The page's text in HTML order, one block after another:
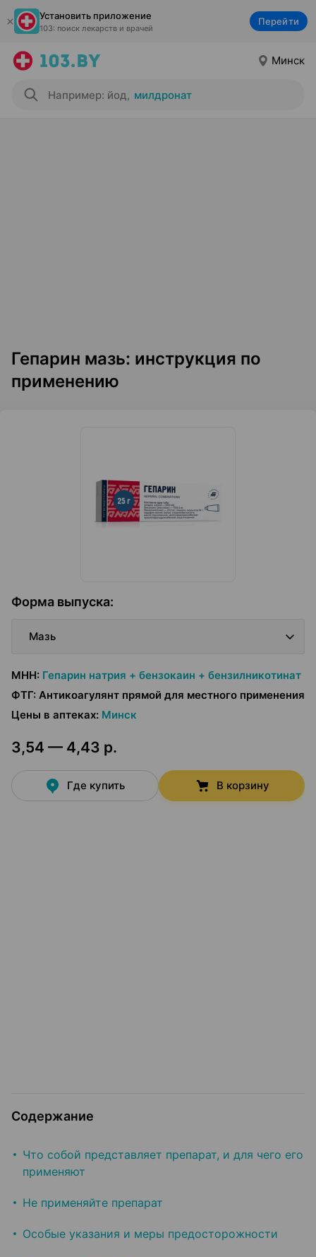
Установить приложение
103: поиск лекарств и врачей
Перейти
Минск
Например: йод, милдронат
Гепарин мазь: инструкция по
применению
Форма выпуска:
Мазь
МНН: Гепарин натрия + бензокаин + бензилникотинат
ФТГ: Антикоагулянт прямой для местного применения
Цены в аптеках: Минск
3,54 — 4,43 р.
Где купить В корзину
Содержание
Что собой представляет препарат, и для чего его
применяют
Не применяйте препарат
Особые указания и меры предосторожности